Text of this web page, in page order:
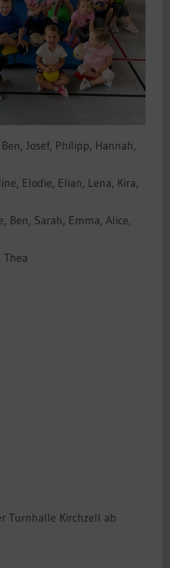
Josef, Philipp, Hannah,
Elodie, Elian, Lena, Kira,
Ben, Sarah, Emma, Alice,
Thea
Turnhalle Kirchzell ab